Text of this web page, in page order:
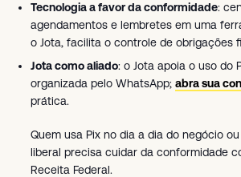
Tecnologia a favor da conformidade:
agendamentos e lembretes em uma
o Jota, facilita o controle de obrigações
Jota como aliado: o Jota apoia o uso do
organizada pelo WhatsApp; abra sua
prática.
Quem usa Pix no dia a dia do negócio
liberal precisa cuidar da conformidade
Receita Federal.